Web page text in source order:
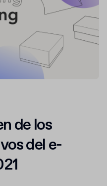
de los
del e-